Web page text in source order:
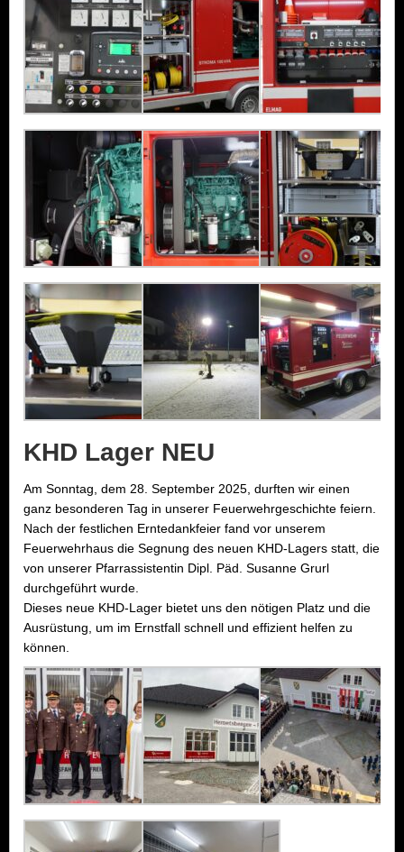
KHD Lager NEU
Am Sonntag, dem 28. September 2025, durften wir einen
ganz besonderen Tag in unserer Feuerwehrgeschichte feiern.
Nach der festlichen Erntedankfeier fand vor unserem
Feuerwehrhaus die Segnung des neuen KHD-Lagers statt, die
von unserer Pfarrassistentin Dipl. Päd. Susanne Grurl
durchgeführt wurde.
Dieses neue KHD-Lager bietet uns den nötigen Platz und die
Ausrüstung, um im Ernstfall schnell und effizient helfen zu
können.